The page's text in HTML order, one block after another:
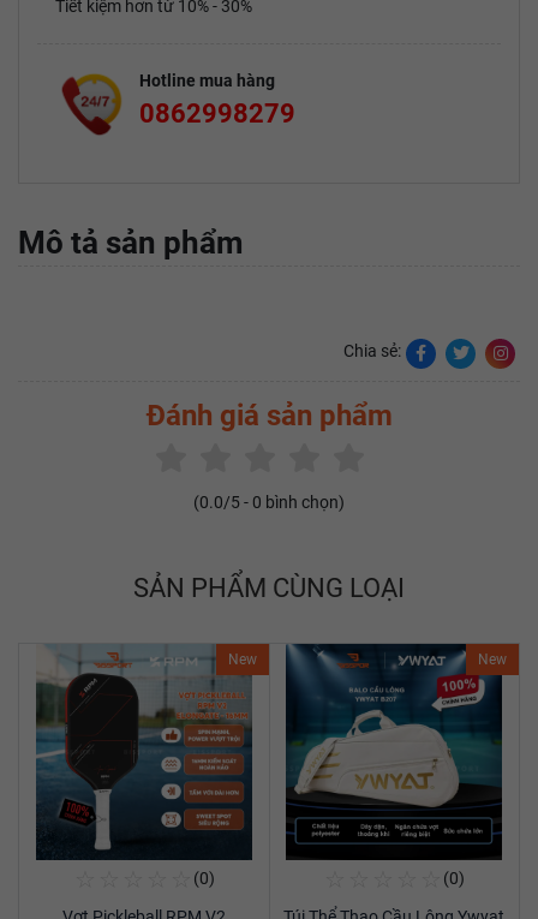
Tiết kiệm hơn từ 10% - 30%
Hotline mua hàng
0862998279
Mô tả sản phẩm
Chia sẻ:
Đánh giá sản phẩm
(0.0/5 - 0 bình chọn)
SẢN PHẨM CÙNG LOẠI
New
(0)
New
(0)